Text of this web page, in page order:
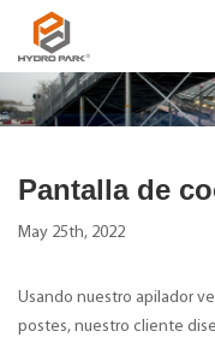
Pantalla de
May 25th, 2022
Usando nuestro apilador
postes, nuestro cliente